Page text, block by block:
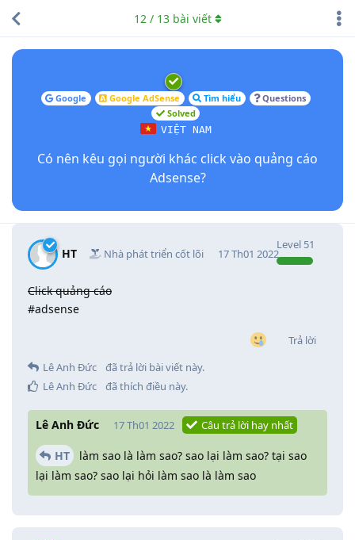
Google Google AdSense Tìm hiểu
Questions
Solved
VIỆT NAM
Có nên kêu gọi người khác click vào quảng cáo
Adsense?
12/ 13bài viết
HT Nhà phát triển cốt lõi
Level 51
17 Th01 2022
Click quảng cáo
#adsense
Trả lời
Lê Anh Đức
đã trả lời bài viết này.
Lê Anh Đức
đã thích điều này.
Lê Anh Đức 17 Th01 2022 Câu trả lời hay nhất
HT
làm sao là làm sao? sao lại làm sao? tại sao
lại làm sao? sao lại hỏi làm sao là làm sao